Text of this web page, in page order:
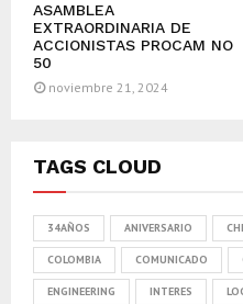
ASAMBLEA
EXTRAORDINARIA DE
ACCIONISTAS PROCAM NO
50
noviembre 21, 2024
TAGS CLOUD
34AÑOS ANIVERSARIO
COLOMBIA COMUNICADO
ENGINEERING INTERES